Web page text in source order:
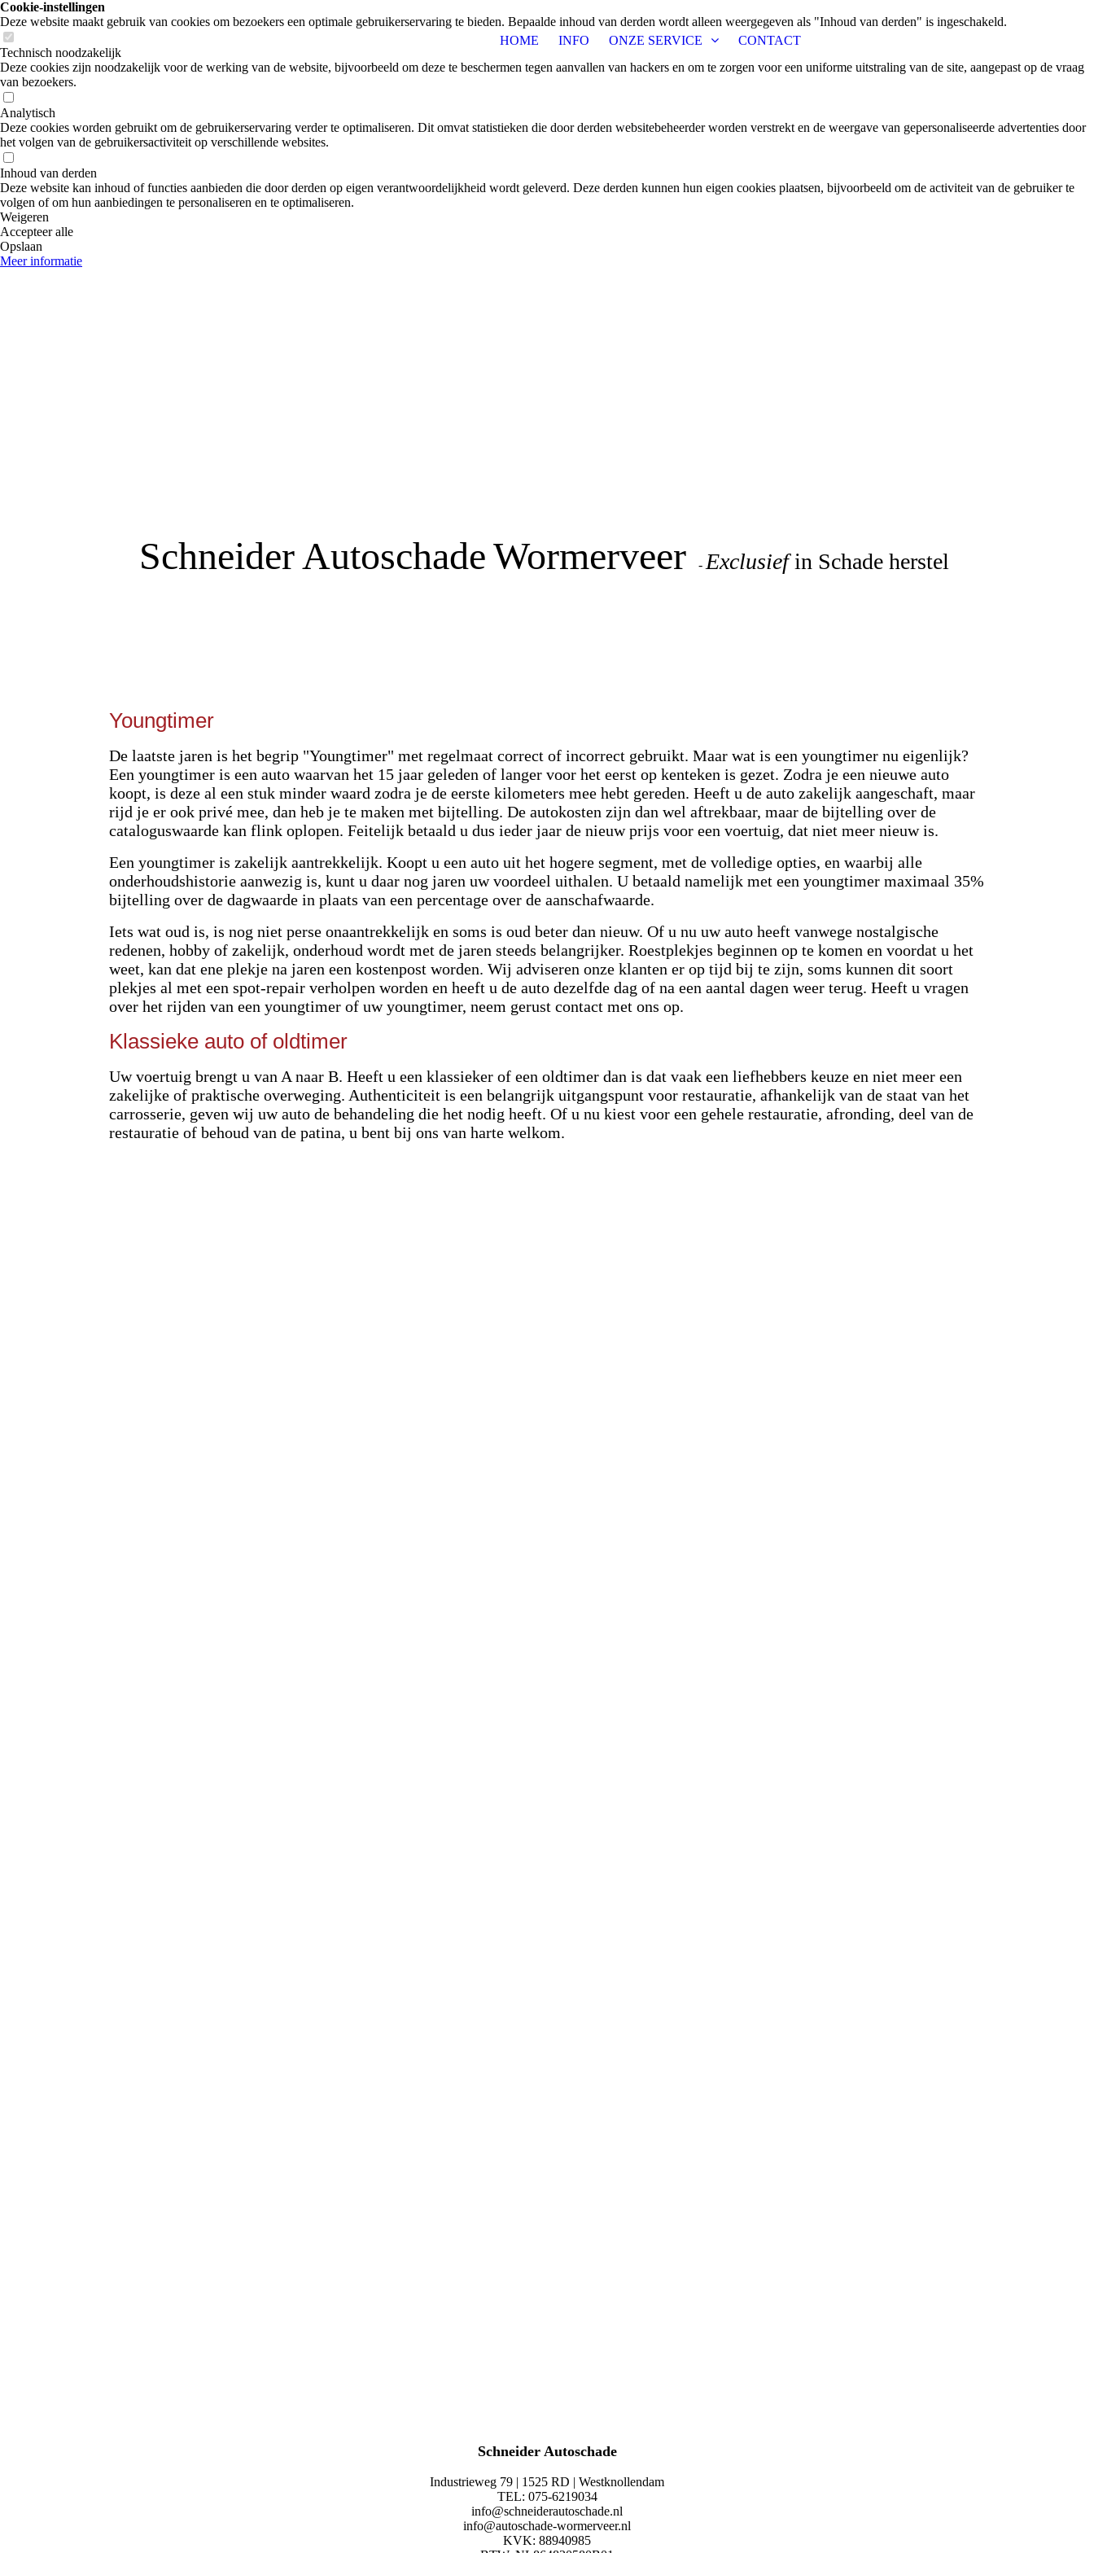
HOME INFO ONZE SERVICE CONTACT
SchneiderAutoschadeWormerveer - Exclusiefin Schade herstel
Youngtimer
De laatste jaren is het begrip "Youngtimer" met regelmaat correct of incorrect gebruikt. Maar wat is een youngtimer nu eigenlijk?
Een youngtimer is een auto waarvan het 15 jaar geleden of langer voor het eerst op kenteken is gezet. Zodra je een nieuwe auto
koopt, is deze al een stuk minder waard zodra je de eerste kilometers mee hebt gereden. Heeft u de auto zakelijk aangeschaft, maar
rijd je er ook privé mee, dan heb je te maken met bijtelling. De autokosten zijn dan wel aftrekbaar, maar de bijtelling over de
cataloguswaarde kan flink oplopen. Feitelijk betaald u dus ieder jaar de nieuw prijs voor een voertuig, dat niet meer nieuw is.
Een youngtimer is zakelijk aantrekkelijk. Koopt u een auto uit het hogere segment, met de volledige opties, en waarbij alle
onderhoudshistorie aanwezig is, kunt u daar nog jaren uw voordeel uithalen. U betaald namelijk met een youngtimer maximaal 35%
bijtelling over de dagwaarde in plaats van een percentage over de aanschafwaarde.
Iets wat oud is, is nog niet perse onaantrekkelijk en soms is oud beter dan nieuw.Of u nu uw auto heeft vanwege nostalgische
redenen, hobby of zakelijk, onderhoud wordt met de jaren steeds belangrijker.Roestplekjes beginnen op te komen en voordat u het
weet, kan dat ene plekje na jaren een kostenpost worden. Wij adviseren onze klanten er op tijd bij te zijn, soms kunnen dit soort
plekjes al met een spot-repair verholpen worden en heeft u de auto dezelfde dag of na een aantal dagen weer terug. Heeft u vragen
over het rijden van een youngtimer of uw youngtimer, neem gerust contact met ons op.
Klassieke auto of oldtimer
Uw voertuig brengt u van A naar B. Heeft u een klassieker of een oldtimer dan is dat vaak een liefhebbers keuze en niet meer een
zakelijke of praktische overweging. Authenticiteit is een belangrijk uitgangspunt voor restauratie, afhankelijk van de staat van het
carrosserie, geven wij uw auto de behandeling die het nodig heeft. Of u nu kiest voor een gehele restauratie, afronding, deel van de
restauratie of behoud van de patina, u bent bij ons van harte welkom.
Schneider Autoschade
Industrieweg 79 | 1525 RD | Westknollendam
TEL: 075-6219034
info@schneiderautoschade.nl
info@autoschade-wormerveer.nl
KVK: 88940985
Cookie-instellingen
Deze website maakt gebruik van cookies om bezoekers een optimale gebruikerservaring te bieden. Bepaalde inhoud van derden wordt alleen weergegeven als "Inhoud van derden" is ingeschakeld.
Technisch noodzakelijk
Deze cookies zijn noodzakelijk voor de werking van de website, bijvoorbeeld om deze te beschermen tegen aanvallen van hackers en om te zorgen voor een uniforme uitstraling van de site, aangepast op de vraag
van bezoekers.
Analytisch
Deze cookies worden gebruikt om de gebruikerservaring verder te optimaliseren. Dit omvat statistieken die door derden websitebeheerder worden verstrekt en de weergave van gepersonaliseerde advertenties door
het volgen van de gebruikersactiviteit op verschillende websites.
Inhoud van derden
Deze website kan inhoud of functies aanbieden die door derden op eigen verantwoordelijkheid wordt geleverd. Deze derden kunnen hun eigen cookies plaatsen, bijvoorbeeld om de activiteit van de gebruiker te
volgen of om hun aanbiedingen te personaliseren en te optimaliseren.
Weigeren
Accepteer alle
Opslaan
Meer informatie